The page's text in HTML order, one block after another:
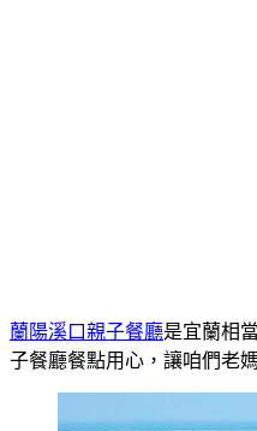
蘭陽溪口親子餐廳是宜蘭相
子餐廳餐點用心，讓咱們老